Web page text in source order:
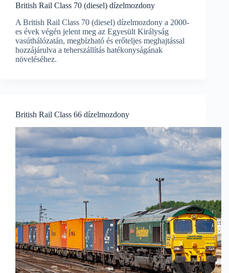
British Rail Class 70 (diesel) dízelmozdony
A British Rail Class 70 (diesel) dízelmozdony a 2000-
es évek végén jelent meg az Egyesült Királyság
vasúthálózatán, megbízható és erőteljes meghajtással
hozzájárulva a teherszállítás hatékonyságának
növeléséhez.
British Rail Class 66 dízelmozdony